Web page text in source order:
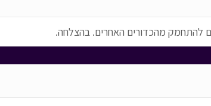
להתחמק מהכדורים האחרים. בהצלחה.